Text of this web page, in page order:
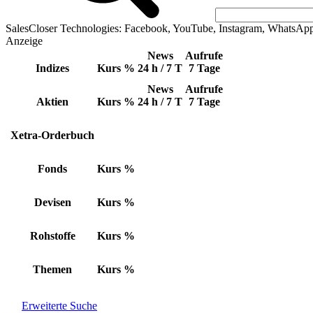
SalesCloser Technologies: Facebook, YouTube, Instagram,
Anzeige
Indizes Kurs %
News
24 h / 7 T
Aufrufe
7 Tage
Aktien Kurs %
News
24 h / 7 T
Aufrufe
7 Tage
Xetra-Orderbuch
Fonds Kurs %
Devisen Kurs %
Rohstoffe Kurs %
Themen Kurs %
Erweiterte Suche